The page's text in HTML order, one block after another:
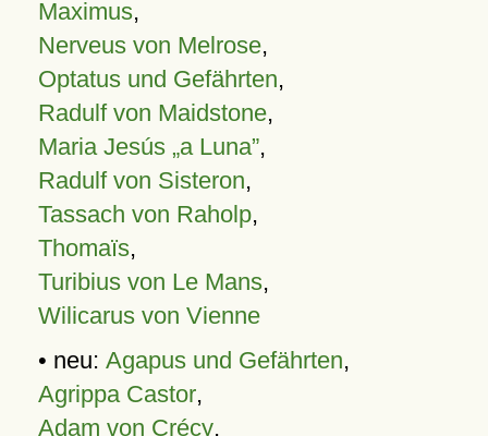
Maximus,
Nerveus von Melrose,
Optatus und Gefährten,
Radulf von Maidstone,
Maria Jesús „a Luna”,
Radulf von Sisteron,
Tassach von Raholp,
Thomaïs,
Turibius von Le Mans,
Wilicarus von Vienne
• neu: Agapus und Gefährten,
Agrippa Castor,
Adam von Crécy,